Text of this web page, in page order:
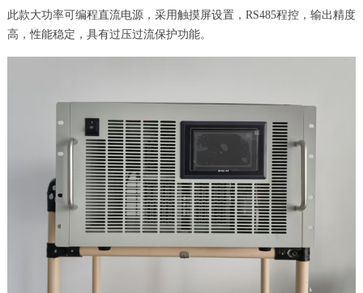
此款大功率可编程直流电源，采用触摸屏设置，RS485程控，输出精度
高，性能稳定，具有过压过流保护功能。